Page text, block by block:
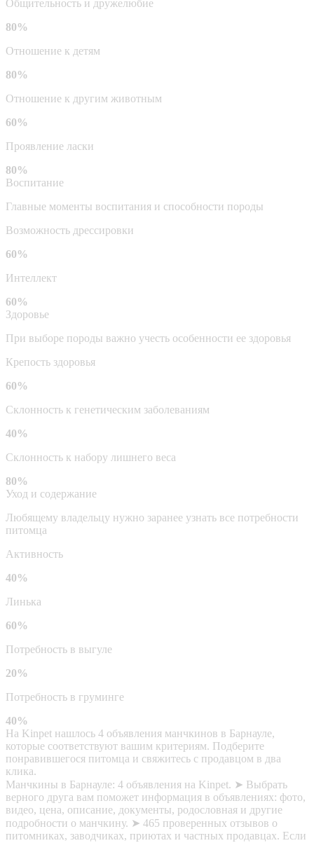
Общительность и дружелюбие
80%
Отношение к детям
80%
Отношение к другим животным
60%
Проявление ласки
80%
Воспитание
Главные моменты воспитания и способности породы
Возможность дрессировки
60%
Интеллект
60%
Здоровье
При выборе породы важно учесть особенности ее здоровья
Крепость здоровья
60%
Склонность к генетическим заболеваниям
40%
Склонность к набору лишнего веса
80%
Уход и содержание
Любящему владельцу нужно заранее узнать все потребности
питомца
Активность
40%
Линька
60%
Потребность в выгуле
20%
Потребность в груминге
40%
На Kinpet нашлось 4 объявления манчкинов в Барнауле,
которые соответствуют вашим критериям. Подберите
понравившегося питомца и свяжитесь с продавцом в два
клика.
Манчкины в Барнауле: 4 объявления на Kinpet. ➤ Выбрать
верного друга вам поможет информация в объявлениях: фото,
видео, цена, описание, документы, родословная и другие
подробности о манчкину. ➤ 465 проверенных отзывов о
питомниках, заводчиках, приютах и частных продавцах. Если